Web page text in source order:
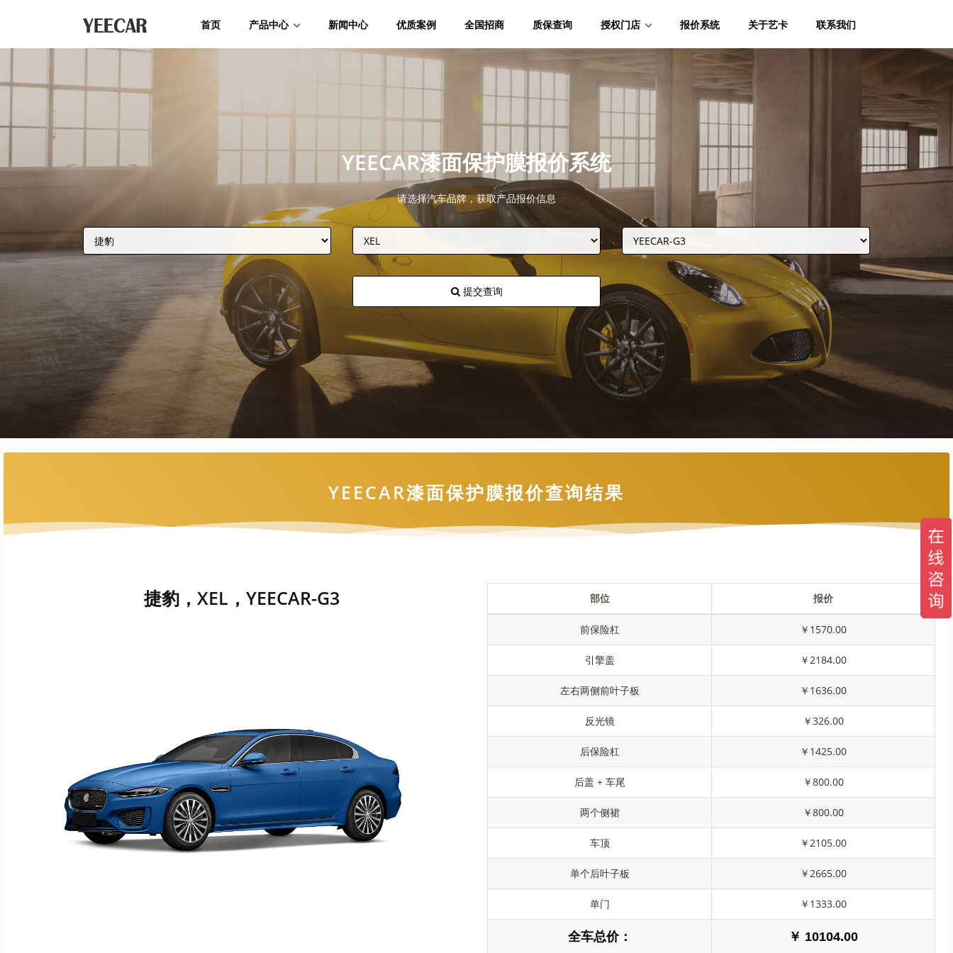
首页 产品中心 新闻中心 优质案例 全国招商 质保查询 授权门店 报价系统 关于艺卡 联系我们
YEECAR漆面保护膜报价系统
请选择汽车品牌，获取产品报价信息
提交查询
YEECAR漆面保护膜报价查询结果
捷豹，XEL，YEECAR-G3 部位 报价
前保险杠 ￥1570.00
引擎盖 ￥2184.00
左右两侧前叶子板 ￥1636.00
反光镜 ￥326.00
后保险杠 ￥1425.00
后盖 + 车尾 ￥800.00
两个侧裙 ￥800.00
车顶 ￥2105.00
单个后叶子板 ￥2665.00
单门 ￥1333.00
全车总价： ￥ 10104.00